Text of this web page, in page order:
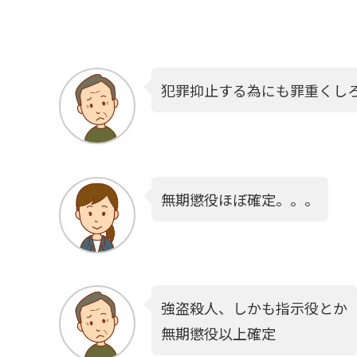
犯罪抑止する為にも罪重くし
無期懲役ほぼ確定。。。
強盗殺人、しかも指示役とか
無期懲役以上確定